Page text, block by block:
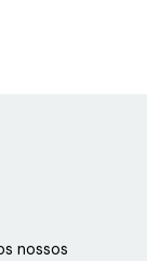
nossos